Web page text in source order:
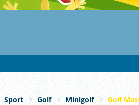
Sport Golf Minigolf Golf